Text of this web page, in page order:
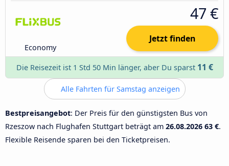
Economy
47 €
Jetzt finden
Die Reisezeit ist 1 Std 50 Min länger, aber Du sparst 11 €
Alle Fahrten für Samstag anzeigen
Bestpreisangebot: Der Preis für den günstigsten Bus von
Rzeszow nach Flughafen Stuttgart beträgt am 26.08.2026 63 €.
Flexible Reisende sparen bei den Ticketpreisen.